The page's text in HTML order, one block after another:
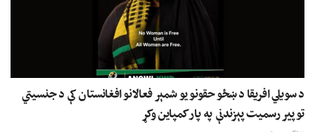
د سویلي افریقا د ښځو حقونو یو شمېر فعالانو افغانستان کې د جنسیتي
توپیر رسمیت پېزندنې په پار کمپاین وکړ